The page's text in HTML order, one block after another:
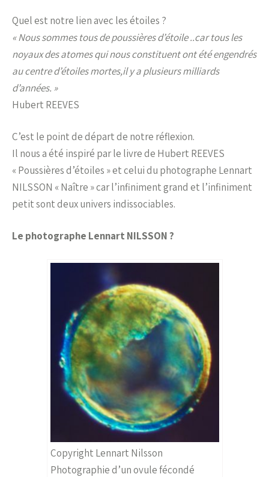
Quel est notre lien avec les étoiles ?
« Nous sommes tous de poussières d’étoile ..car tous les
noyaux des atomes qui nous constituent ont été engendrés
au centre d’étoiles mortes,il y a plusieurs milliards
d’années. »
Hubert REEVES
C’est le point de départ de notre réflexion.
Il nous a été inspiré par le livre de Hubert REEVES
« Poussières d’étoiles » et celui du photographe Lennart
NILSSON « Naître » car l’infiniment grand et l’infiniment
petit sont deux univers indissociables.
Le photographe Lennart NILSSON ?
Copyright Lennart Nilsson
Photographie d’un ovule fécondé